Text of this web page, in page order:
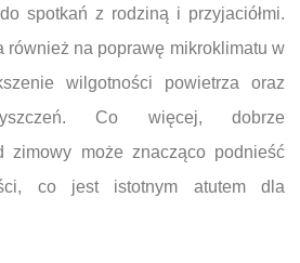
spotkań z rodziną i przyjaciółmi.
również na poprawę mikroklimatu w
wilgotności powietrza oraz
Co więcej, dobrze
zimowy może znacząco podnieść
co jest istotnym atutem dla